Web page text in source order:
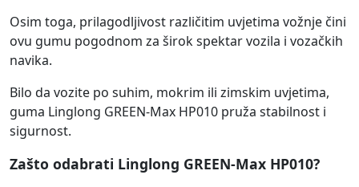
Osim toga, prilagodljivost različitim uvjetima vožnje čini
ovu gumu pogodnom za širok spektar vozila i vozačkih
navika.
Bilo da vozite po suhim, mokrim ili zimskim uvjetima,
guma Linglong GREEN-Max HP010 pruža stabilnost i
sigurnost.
Zašto odabrati Linglong GREEN-Max HP010?